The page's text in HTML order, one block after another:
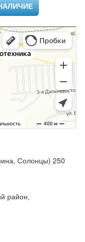
Солонцы) 250
район,